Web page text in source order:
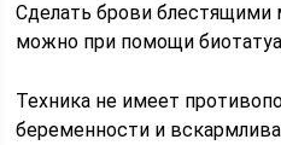
Сделать брови блестящими
можно при помощи
Техника не имеет
беременности и